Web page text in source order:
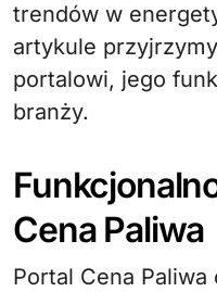
trendów w
artykule
portalowi, jego
branży.
Cena Paliwa
Portal Cena